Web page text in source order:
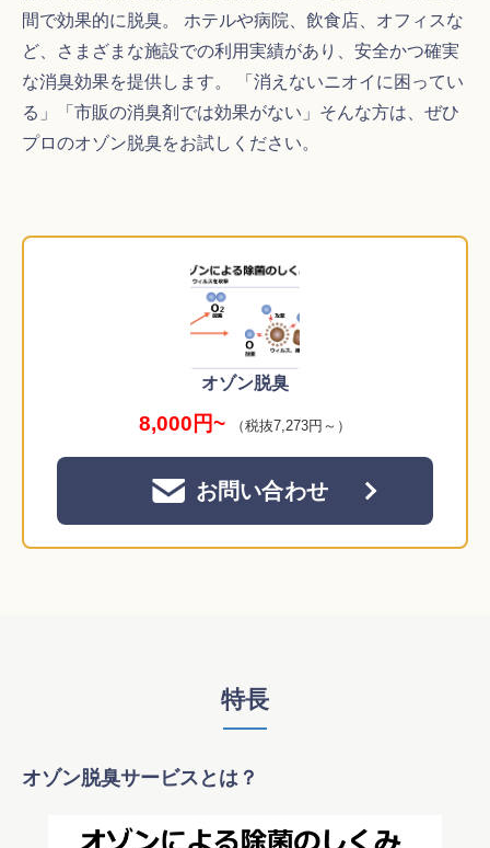
間で効果的に脱臭。 ホテルや病院、飲食店、オフィスな
ど、さまざまな施設での利用実績があり、安全かつ確実
な消臭効果を提供します。 「消えないニオイに困ってい
る」「市販の消臭剤では効果がない」そんな方は、ぜひ
プロのオゾン脱臭をお試しください。
オゾン脱臭
8,000円~ （税抜7,273円～）
お問い合わせ
特長
オゾン脱臭サービスとは？